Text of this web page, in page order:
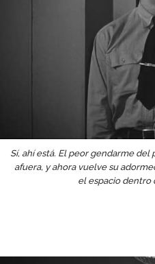
Sí, ahí está. El peor gendarme
afuera, y ahora vuelve su
el espacio dentro